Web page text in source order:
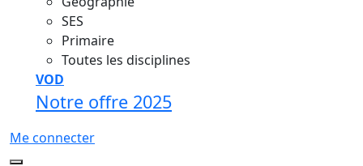
SES
Primaire
Toutes les disciplines
VOD
Notre offre 2025
Me connecter